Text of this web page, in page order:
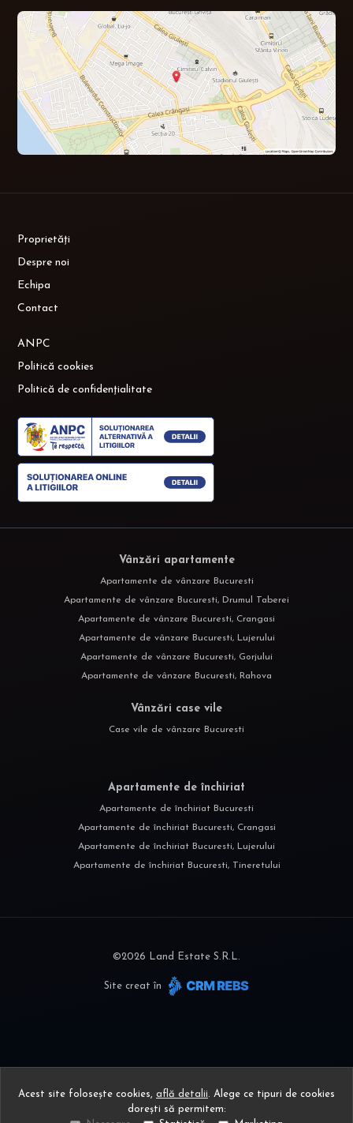
Proprietăți
Despre noi
Echipa
Contact
ANPC
Politică cookies
Politică de confidențialitate
Vânzări apartamente
Apartamente de vânzare Bucuresti
Apartamente de vânzare Bucuresti, Drumul Taberei
Apartamente de vânzare Bucuresti, Crangasi
Apartamente de vânzare Bucuresti, Lujerului
Apartamente de vânzare Bucuresti, Gorjului
Apartamente de vânzare Bucuresti, Rahova
Vânzări case vile
Case vile de vânzare Bucuresti
Apartamente de închiriat
Apartamente de închiriat Bucuresti
Apartamente de închiriat Bucuresti, Crangasi
Apartamente de închiriat Bucuresti, Lujerului
Apartamente de închiriat Bucuresti, Tineretului
©2026 Land Estate S.R.L.
Site creat în
Acest site folosește cookies, află detalii. Alege ce tipuri de cookies
dorești să permitem: